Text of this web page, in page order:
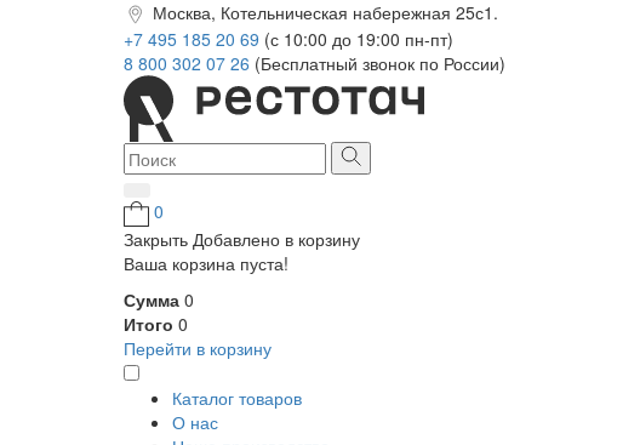
Москва, Котельническая набережная 25с1.
+7 495 185 20 69 (с 10:00 до 19:00 пн-пт)
8 800 302 07 26 (Бесплатный звонок по России)
0
Закрыть Добавлено в корзину
Ваша корзина пуста!
Сумма 0
Итого 0
Перейти в корзину
Каталог товаров
О нас